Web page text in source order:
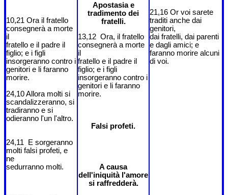
10,21 Ora il fratello
consegnerà a morte
il
fratello e il padre il
figlio; e i figli
insorgeranno contro i
genitori e li faranno
morire.
24,10 Allora molti si
scandalizzeranno, si
tradiranno e si
odieranno l'un l'altro.
24,11 E sorgeranno
molti falsi profeti, e
ne
sedurranno molti.
Apostasia e
tradimento dei
fratelli.
13,12 Ora, il fratello
consegnerà a morte
il
fratello e il padre il
figlio; e i figli
insorgeranno contro i
genitori e li faranno
morire.
Falsi profeti.
A causa
dell'iniquità l'amore
si raffredderà.
21,16 Or voi sarete
traditi anche dai
genitori,
dai fratelli, dai parenti
e dagli amici; e
faranno morire alcuni
di voi.